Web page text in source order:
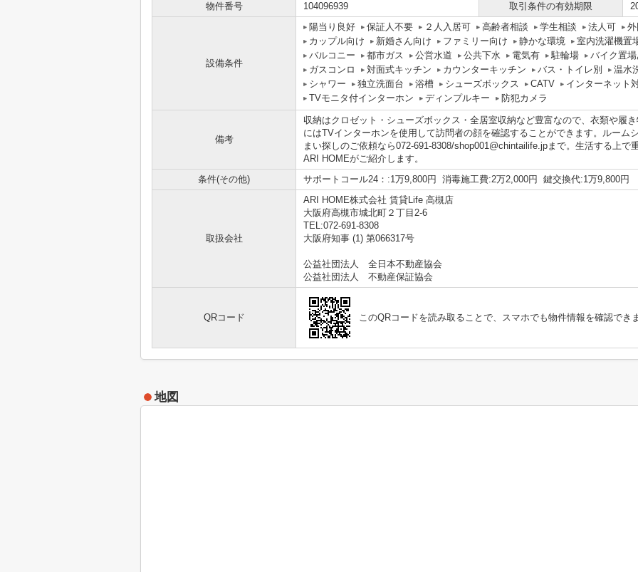
物件番号
104096939 取引条件の有効期限
設備条件
陽当り良好 保証人不要 ２人入居可 高齢者相談 学生相談 法人可
カップル向け
新婚さん向け ファミリー向け 静かな環境
室内洗濯機置
バルコニー
都市ガス 公営水道 公共下水 電気有 駐輪場
バイク置
ガスコンロ
対面式キッチン カウンターキッチン バス・トイレ別
温水
シャワー
独立洗面台 浴槽 シューズボックス CATV
インターネット
TVモニタ付インターホン
ディンプルキー 防犯カメラ
備考
収納はクロゼット・シューズボックス・全居室収納など豊富なので、衣類や履
にはTVインターホンを使用して訪問者の顔を確認することができます。ルーム
まい探しのご依頼なら072-691-8308/shop001@chintailife.jpまで。生活する上で
ARI HOMEがご紹介します。
条件(その他)
サポートコール24：:1万9,800円 消毒施工費:2万2,000円 鍵交換代:1万9,800円
取扱会社
ARI HOME株式会社 賃貸Life 高槻店
大阪府高槻市城北町２丁目2-6
TEL:072-691-8308
大阪府知事 (1) 第066317号
公益社団法人 全日本不動産協会
公益社団法人 不動産保証協会
QRコード このQRコードを読み取ることで、スマホでも物件情報を確認でき
地図